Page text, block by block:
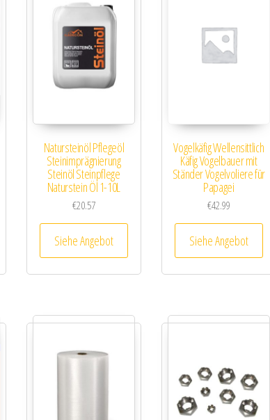
Natursteinöl Pflegeöl
Steinimprägnierung
Steinöl Steinpflege
Naturstein Öl 1-10L
€20.57
Siehe Angebot
Vogelkäfig Wellensittlich
Käfig Vogelbauer mit
Ständer Vogelvoliere für
Papagei
€42.99
Siehe Angebot